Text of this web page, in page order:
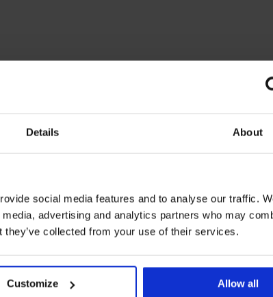
Details About
social media features and to analyse our traffic.
advertising and analytics partners who may
collected from your use of their services.
Customize Allow all